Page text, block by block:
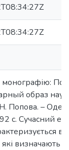
монографію:
образ
Попова. –
с. Сучасний
які визначають